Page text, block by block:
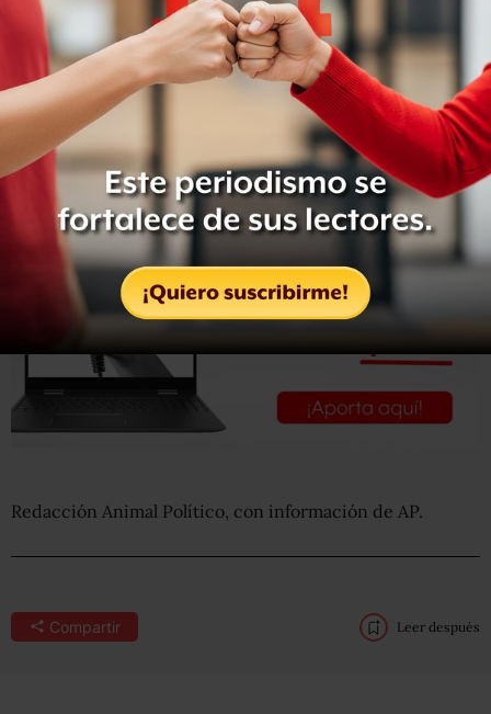
EveryDNS no es la primera empresa que abandona a
Wikileaks. Amazon, la empresa que daba hosting al sitio,
retiró su apoyo, luego que el COngreso de Estados
Unidos interrogara a Amazon sobre su relación con
Assange y su página, por lo que tuvieron que buscar
alojamiento en una empresa sueca.
Redacción Animal Político, con información de AP.
Compartir Leer después